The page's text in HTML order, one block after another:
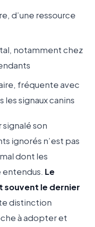
d’une ressource
notamment chez
fréquente avec
les signaux canins
signalé son
ignorés n’est pas
dont les
entendus. Le
le dernier
distinction
à adopter et